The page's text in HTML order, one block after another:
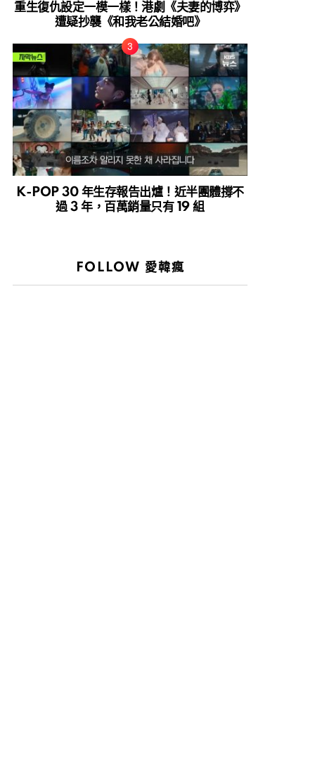
重生復仇設定一模一樣！港劇《夫妻的博弈》
遭疑抄襲《和我老公結婚吧》
K-POP 30 年生存報告出爐！近半團體撐不
過 3 年，百萬銷量只有 19 組
FOLLOW 愛韓瘋